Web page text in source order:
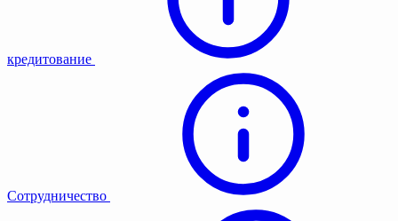
кредитование
Сотрудничество